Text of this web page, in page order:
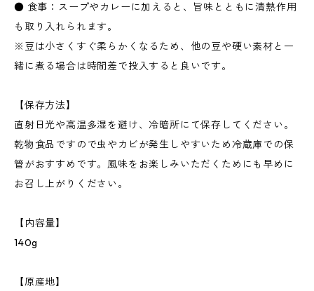
● 食事：スープやカレーに加えると、旨味とともに清熱作用
も取り入れられます。
※豆は小さくすぐ柔らかくなるため、他の豆や硬い素材と一
緒に煮る場合は時間差で投入すると良いです。
【保存方法】
直射日光や高温多湿を避け、冷暗所にて保存してください。
乾物食品ですので虫やカビが発生しやすいため冷蔵庫での保
管がおすすめです。風味をお楽しみいただくためにも早めに
お召し上がりください。
【内容量】
140g
【原産地】